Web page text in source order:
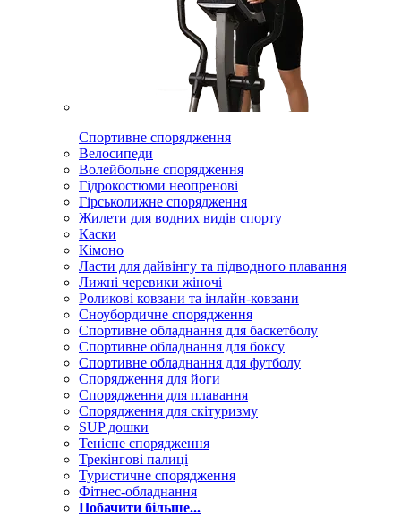
Спортивне спорядження
Велосипеди
Волейбольне спорядження
Гідрокостюми неопренові
Гірськолижне спорядження
Жилети для водних видів спорту
Каски
Кімоно
Ласти для дайвінгу та підводного плавання
Лижні черевики жіночі
Роликові ковзани та інлайн-ковзани
Сноубордичне спорядження
Спортивне обладнання для баскетболу
Спортивне обладнання для боксу
Спортивне обладнання для футболу
Спорядження для йоги
Спорядження для плавання
Спорядження для скітуризму
SUP дошки
Тенісне спорядження
Трекінгові палиці
Туристичне спорядження
Фітнес-обладнання
Побачити більше...